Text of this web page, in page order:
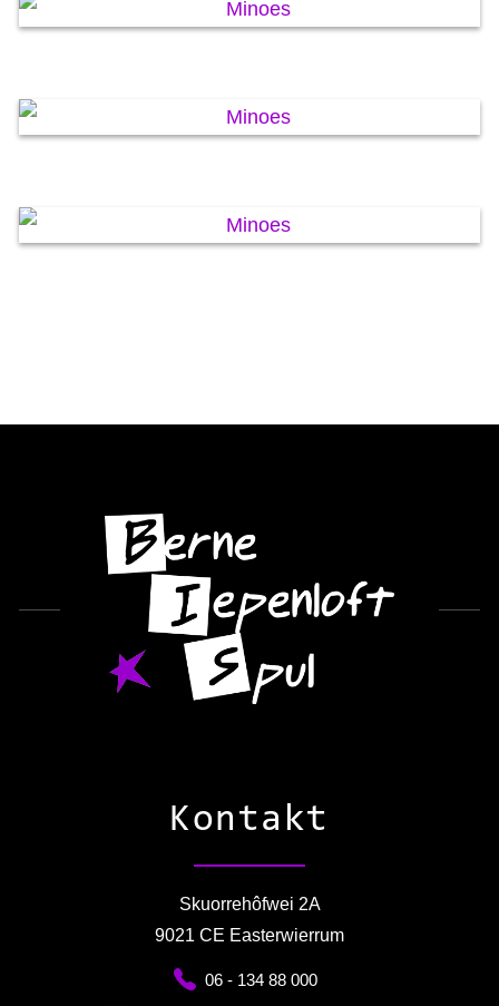
Kontakt
Skuorrehôfwei 2A
9021 CE Easterwierrum
06 - 134 88 000